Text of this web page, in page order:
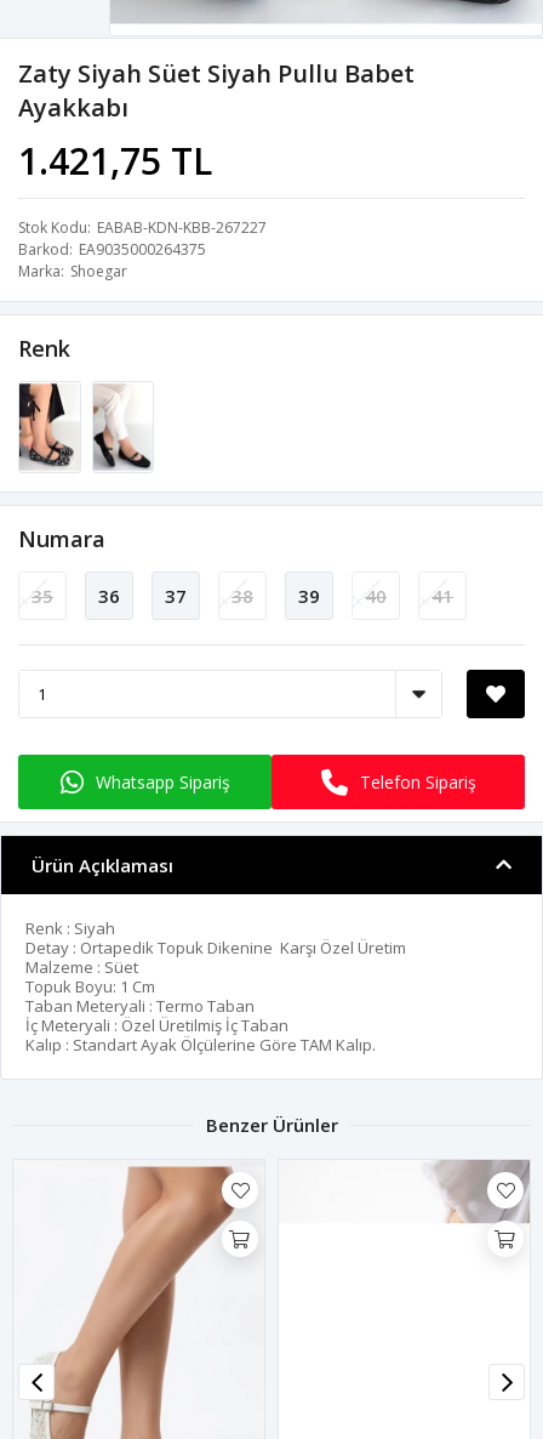
Zaty Siyah Süet Siyah Pullu Babet
Ayakkabı
1.421,75 TL
Stok Kodu EABAB-KDN-KBB-267227
Barkod EA9035000264375
Marka Shoegar
Renk
Numara
35 36 37 38 39 40 41
Whatsapp Sipariş Telefon Sipariş
Ürün Açıklaması
Renk : Siyah
Detay : Ortapedik Topuk Dikenine Karşı Özel Üretim
Malzeme : Süet
Topuk Boyu: 1 Cm
Taban Meteryali : Termo Taban
İç Meteryali : Özel Üretilmiş İç Taban
Kalıp : Standart Ayak Ölçülerine Göre TAM Kalıp.
Benzer Ürünler